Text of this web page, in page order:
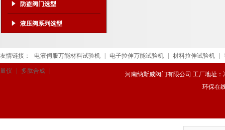
防盗阀门选型
液压阀系列选型
友情链接： 电液伺服万能材料试验机 电子拉伸万能试验机 材料拉伸试验机
量仪 多肽合成
河南纳斯威阀门有限公司 工厂地址：
环保在